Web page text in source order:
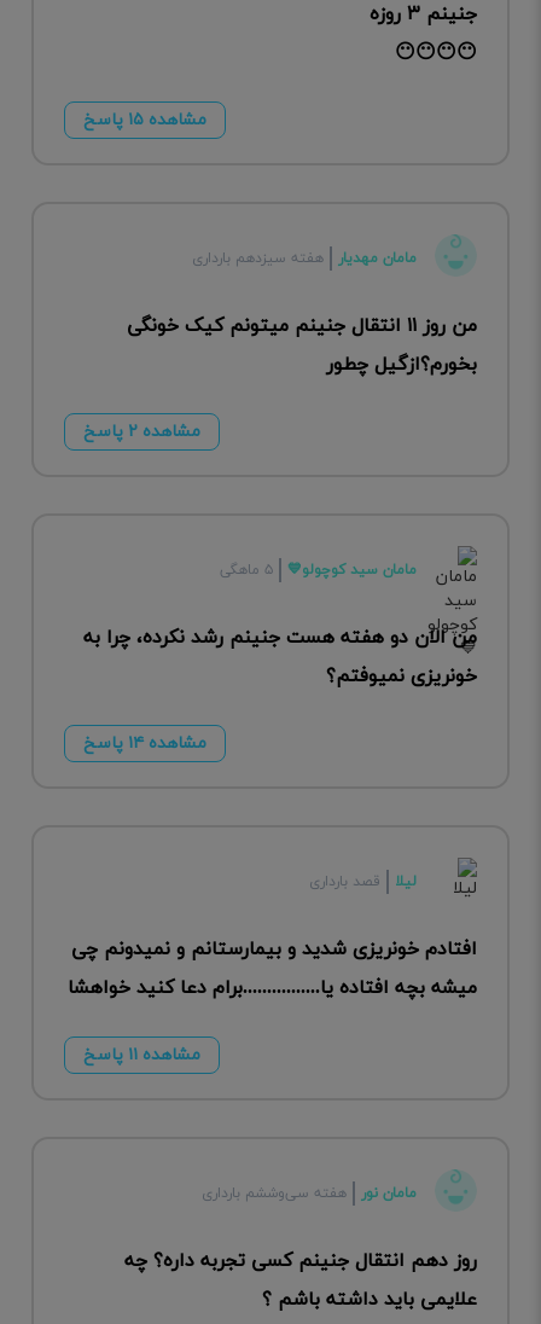
جنینم ۳ روزه
😶😶😶😶
مشاهده ۱۵ پاسخ
مامان مهدیار هفته سیزدهم بارداری
من روز ۱۱ انتقال جنینم میتونم کیک خونگی
بخورم؟ازگیل چطور
مشاهده ۲ پاسخ
مامان سید کوچولو💙 ۵ ماهگی
من الان دو هفته هست جنینم رشد نکرده، چرا به
خونریزی نمیوفتم؟
مشاهده ۱۴ پاسخ
لیلا قصد بارداری
افتادم خونریزی شدید و بیمارستانم و نمیدونم چی
میشه بچه افتاده یا................برام دعا کنید خواهشا
مشاهده ۱۱ پاسخ
مامان نور هفته سی‌وششم بارداری
روز دهم انتقال جنینم کسی تجربه داره؟ چه
علایمی باید داشته باشم ؟